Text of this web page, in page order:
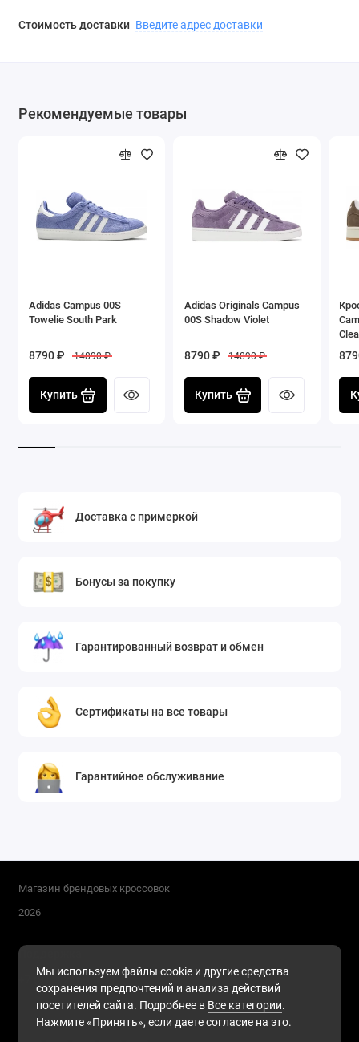
Стоимость доставки Введите адрес доставки
Рекомендуемые товары
Adidas Campus 00S
Towelie South Park
8790 ₽ 14890 ₽
Купить
Adidas Originals Campus
00S Shadow Violet
8790 ₽ 14890 ₽
Купить
Доставка с примеркой
Бонусы за покупку
Гарантированный возврат и обмен
Сертификаты на все товары
Гарантийное обслуживание
Мы используем файлы cookie и другие средства
сохранения предпочтений и анализа действий
посетителей сайта. Подробнее в Все категории.
Нажмите «Принять», если даете согласие на это.
Магазин брендовых кроссовок
2026
Поддержка
+7 (911) 216-68-91
Будни, с 10.00 до 17.00